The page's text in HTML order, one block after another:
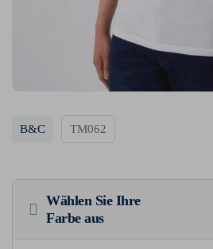
B&C TM062
Wählen Sie Ihre
Farbe aus